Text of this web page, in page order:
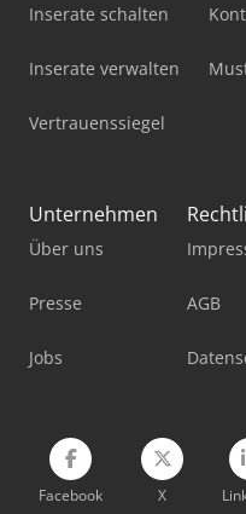
Mobiles Sägewerk
Standbodenbeutel-
Werkzeug-Einstell-
Inserate schalten
Inserate verwalten
Vertrauenssiegel
Unternehmen
Über uns
Presse
Jobs
AGB
Facebook X